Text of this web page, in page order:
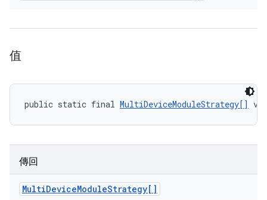
值
public static final MultiDeviceModuleStrategy[]
傳回
MultiDeviceModuleStrategy[]